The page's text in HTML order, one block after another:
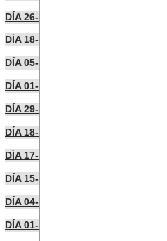
DÍA 26-08-2025
DÍA 18-08-2025
DÍA 05-08-2025
DÍA 01-08-2025
DÍA 29-07-2025
DÍA 18-07-2025
DÍA 17-07-2025
DÍA 15-07-2025
DÍA 04-07-2025
DÍA 01-07-2025